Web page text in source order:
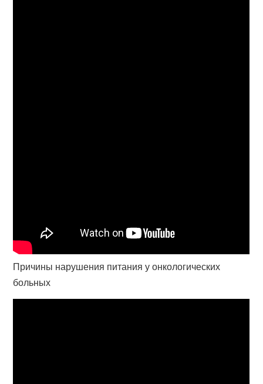
Причины нарушения питания у онкологических
больных